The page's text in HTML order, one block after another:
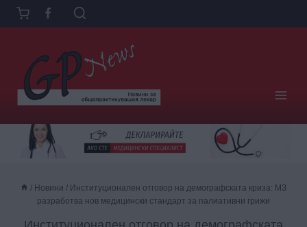
Към
съдържанието
/ Новини / Институционален отговор на демографската криза: МЗ
разработва нов медицински стандарт за палиативни грижи